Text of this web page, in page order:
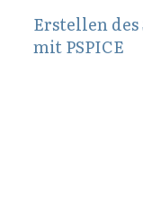
Erstellen
mit PSPICE